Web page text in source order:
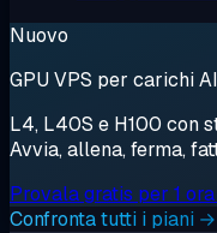
Nuovo
GPU VPS per carichi AI
L4, L40S e H100 con
Avvia, allena, ferma,
Provala gratis per 1
Confronta tutti i piani →